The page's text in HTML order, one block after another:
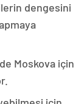
dengesini
Moskova için